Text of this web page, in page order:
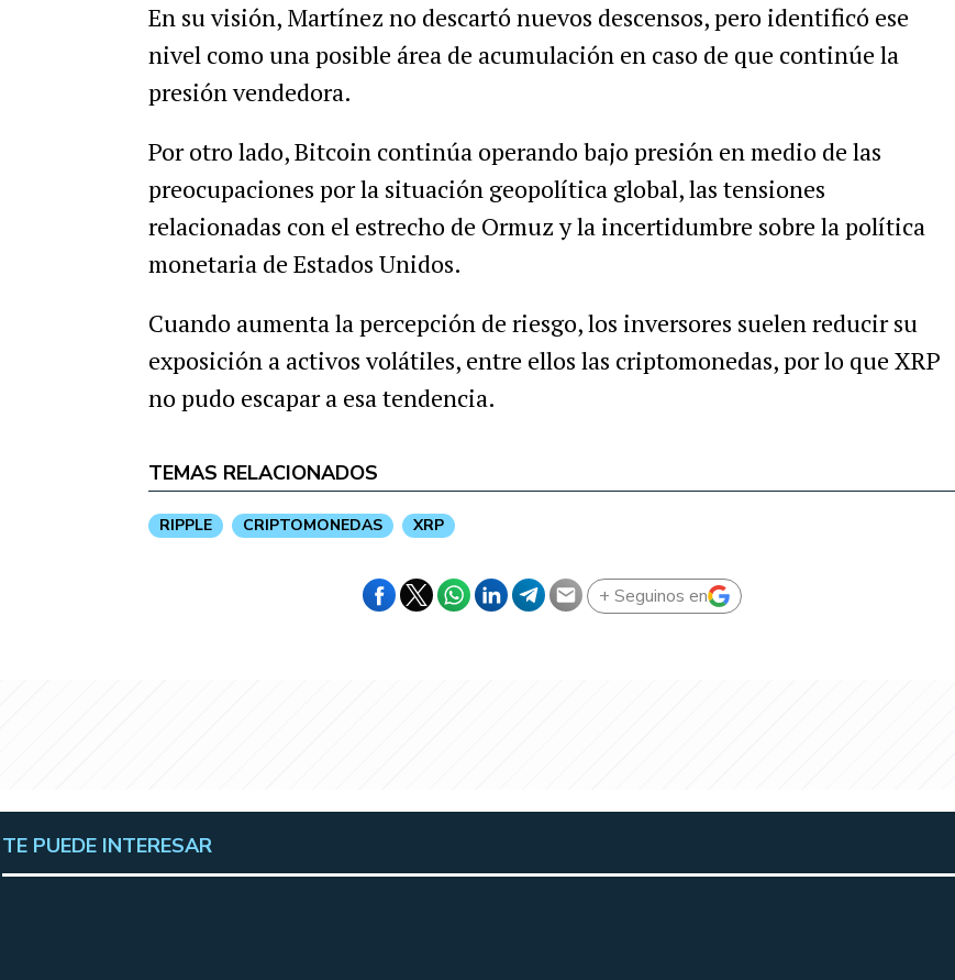
En su visión, Martínez no descartó nuevos descensos, pero identificó ese
nivel como una posible área de acumulación en caso de que continúe la
presión vendedora.
Por otro lado, Bitcoin continúa operando bajo presión en medio de las
preocupaciones por la situación geopolítica global, las tensiones
relacionadas con el estrecho de Ormuz y la incertidumbre sobre la política
monetaria de Estados Unidos.
Cuando aumenta la percepción de riesgo, los inversores suelen reducir su
exposición a activos volátiles, entre ellos las criptomonedas, por lo que XRP
no pudo escapar a esa tendencia.
TEMAS RELACIONADOS
RIPPLE CRIPTOMONEDAS XRP
+ Seguinos en
TE PUEDE INTERESAR